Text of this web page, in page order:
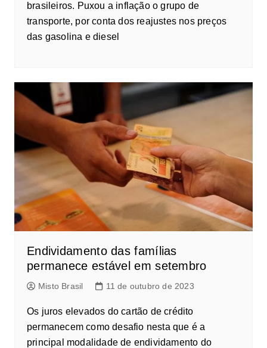
brasileiros. Puxou a inflação o grupo de
transporte, por conta dos reajustes nos preços
das gasolina e diesel
Endividamento das famílias
permanece estável em setembro
Misto Brasil 11 de outubro de 2023
Os juros elevados do cartão de crédito
permanecem como desafio nesta que é a
principal modalidade de endividamento do